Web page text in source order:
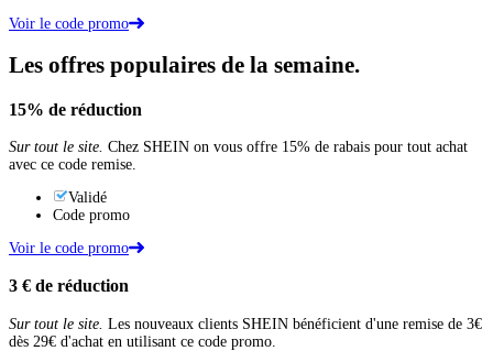
Voir le code promo
Les offres populaires de la semaine.
15% de réduction
Sur tout le site. Chez SHEIN on vous offre 15% de rabais pour tout achat
avec ce code remise.
Validé
Code promo
Voir le code promo
3 € de réduction
Sur tout le site. Les nouveaux clients SHEIN bénéficient d'une remise de 3€
dès 29€ d'achat en utilisant ce code promo.